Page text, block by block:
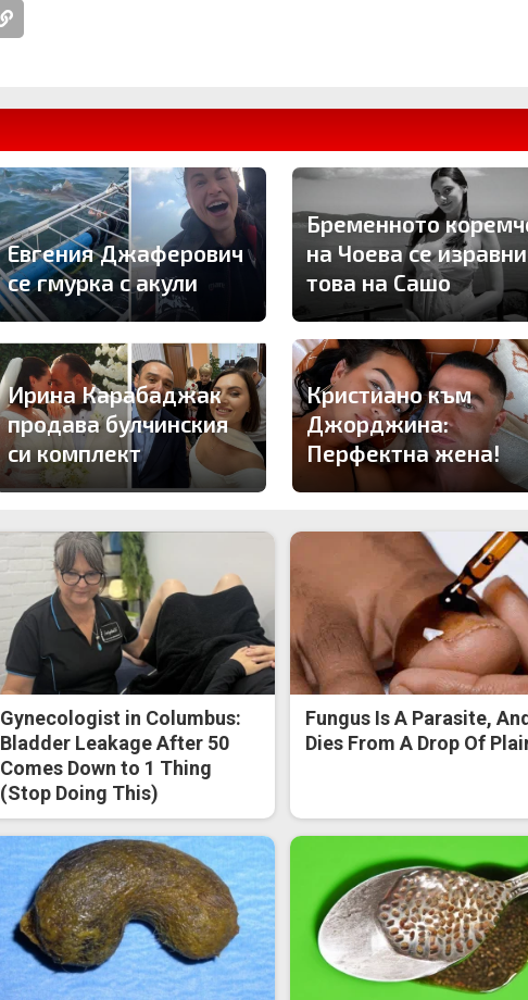
Евгения Джаферович
се гмурка с акули
Бременното
на Чоева се
това на Сашо
Ирина Карабаджак
продава булчинския
си комплект
Кристиано към
Джорджина:
Перфектна жена!
Gynecologist in Columbus:
Bladder Leakage After 50
Comes Down to 1 Thing
(Stop Doing This)
Fungus Is A Parasite,
Dies From A Drop Of